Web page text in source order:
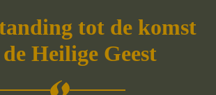
tot de komst
Heilige Geest